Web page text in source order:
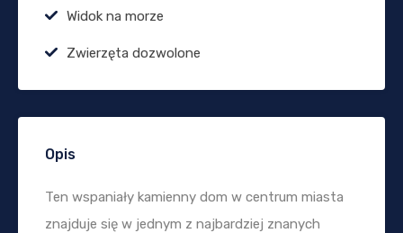
Widok na morze
Zwierzęta dozwolone
Opis
Ten wspaniały kamienny dom w centrum miasta
znajduje się w jednym z najbardziej znanych